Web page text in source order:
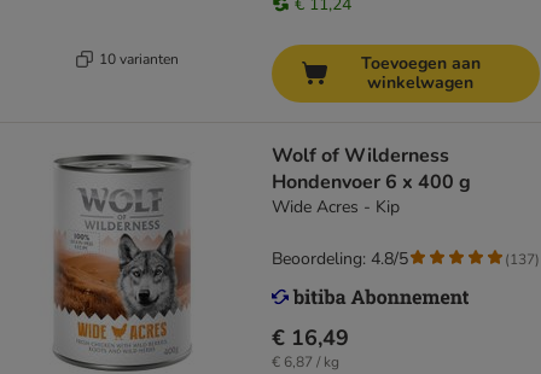
10 varianten
Toevoegen aan
winkelwagen
Wolf of Wilderness
Hondenvoer 6 x 400 g
Wide Acres - Kip
€ 16,49
€ 6,87 / kg
Beoordeling: 4.8/5 (137)